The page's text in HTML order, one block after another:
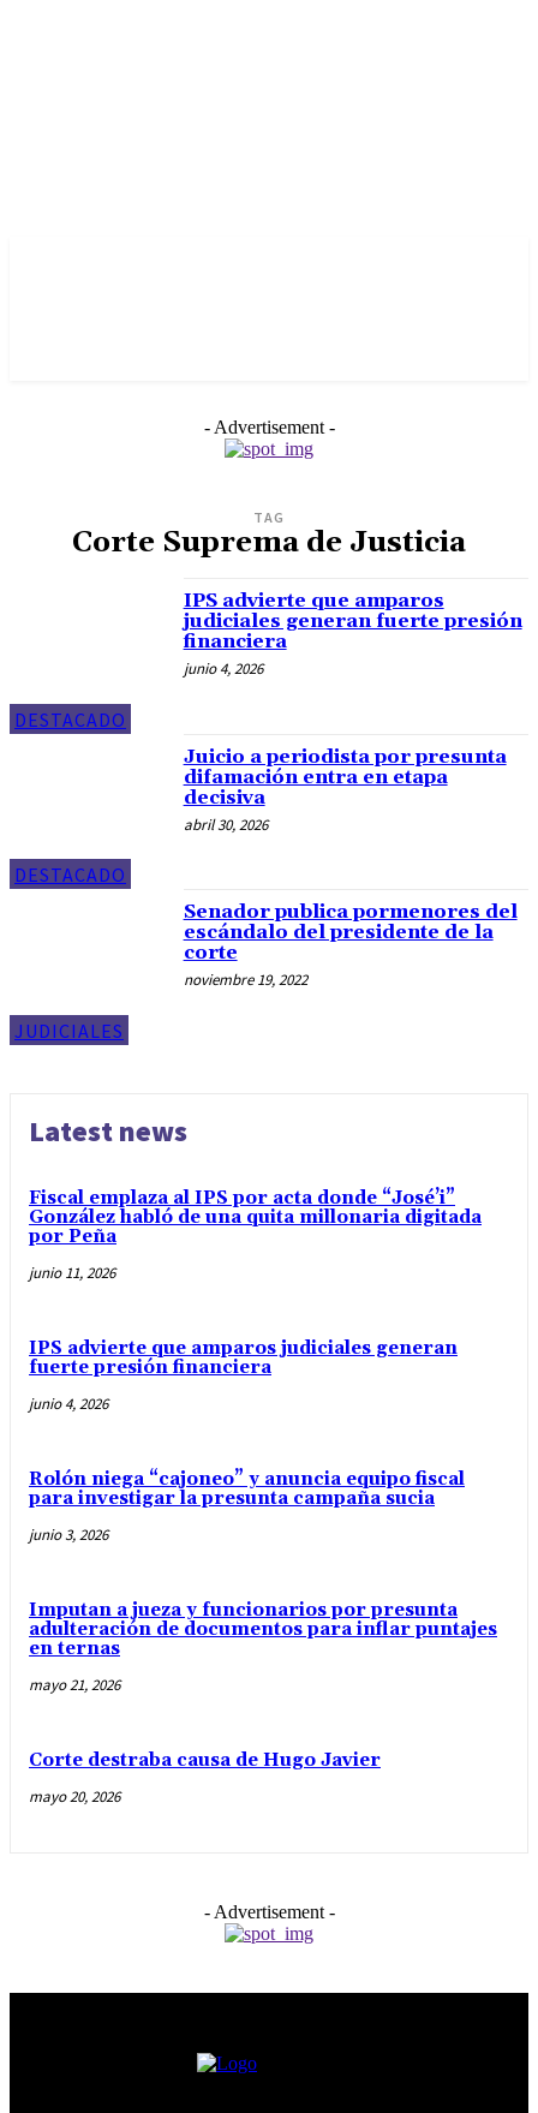
- Advertisement -
TAG
Corte Suprema de Justicia
DESTACADO
IPS advierte que amparos
judiciales generan fuerte presión
financiera
junio 4, 2026
DESTACADO
Juicio a periodista por presunta
difamación entra en etapa
decisiva
abril 30, 2026
JUDICIALES
Senador publica pormenores del
escándalo del presidente de la
corte
noviembre 19, 2022
Latest news
Fiscal emplaza al IPS por acta donde “José’i”
González habló de una quita millonaria digitada
por Peña
junio 11, 2026
IPS advierte que amparos judiciales generan
fuerte presión financiera
junio 4, 2026
Rolón niega “cajoneo” y anuncia equipo fiscal
para investigar la presunta campaña sucia
junio 3, 2026
Imputan a jueza y funcionarios por presunta
adulteración de documentos para inflar puntajes
en ternas
mayo 21, 2026
Corte destraba causa de Hugo Javier
mayo 20, 2026
- Advertisement -